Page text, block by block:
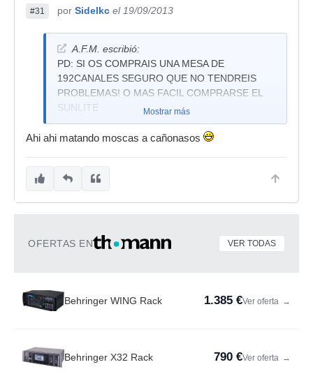
#31 por Sidelkc el 19/09/2013
A.F.M. escribió:
PD: SI OS COMPRAIS UNA MESA DE
192CANALES SEGURO QUE NO TENDREIS
PROBLEMAS! O MAS FACIL COMPRARSE EL
SUNLITE
Mostrar más
Ahi ahi matando moscas a cañonasos
OFERTAS EN VER TODAS
Behringer WING Rack 1.385 €Ver oferta →
Behringer X32 Rack 790 €Ver oferta →